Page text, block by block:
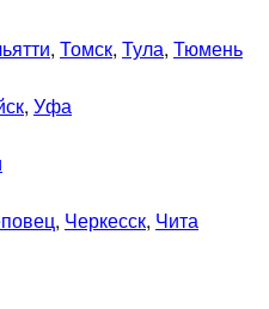
, Томск, Тула, Тюмень
, Уфа
, Черкесск, Чита